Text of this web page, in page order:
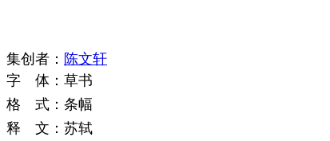
集创 者 ： 陈文轩
字
体 ： 草书
格
式 ： 条幅
释
文 ： 苏轼